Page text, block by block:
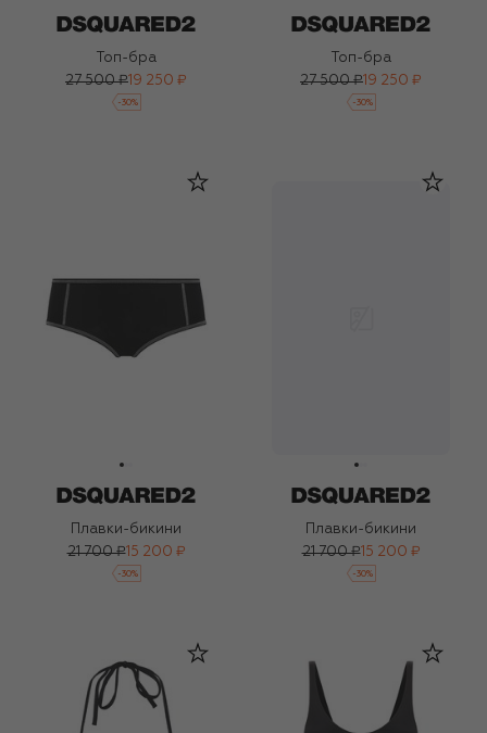
Топ-бра
27 500 ₽ 19 250 ₽
-30%
Топ-бра
27 500 ₽ 19 250 ₽
-30%
Плавки-бикини
21 700 ₽15 200 ₽
-30%
Плавки-бикини
21 700 ₽15 200 ₽
-30%